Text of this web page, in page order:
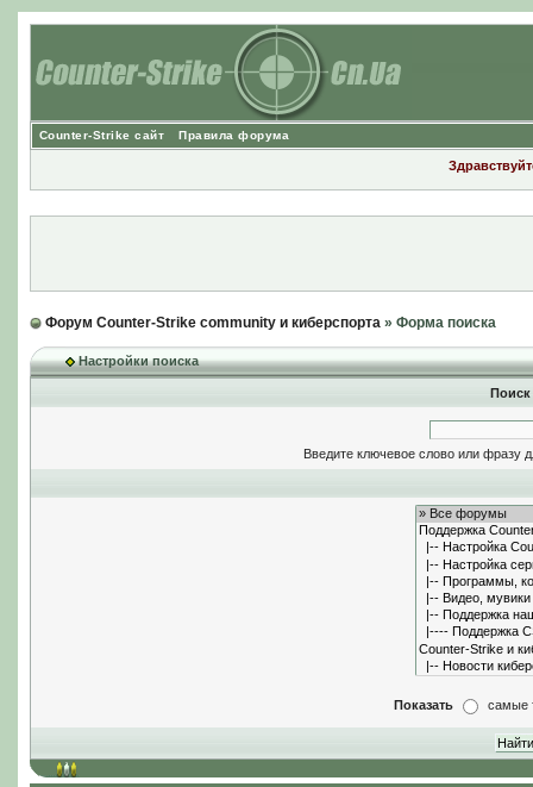
Counter-Strike сайт Правила форума
Форум Counter-Strike community и киберспорта» Форма поиска
Настройки поиска
Введите ключевое слово или фразу
Показать самые